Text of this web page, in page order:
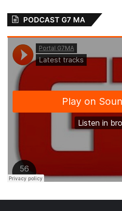
PODCAST G7 MA